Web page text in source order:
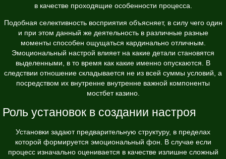
в качестве проходящие особенности процесса.
Подобная селективность восприятия объясняет, в силу чего один
и при этом данный же деятельность в различные разные
моменты способен ощущаться кардинально отличным.
Эмоциональный настрой влияет на какие детали становятся
выделенными, в то время как какие именно опускаются. В
следствии отношение складывается не из всей суммы условий, а
посредством их внутренне внутренне важной компоненты
мостбет казино.
Роль установок в создании настроя
Установки задают предварительную структуру, в пределах
которой формируется эмоциональный фон. В случае если
процесс изначально оценивается в качестве излишне сложный